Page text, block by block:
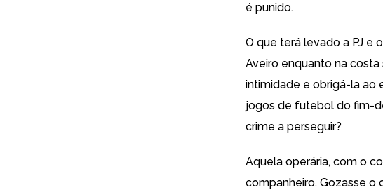
é punido.
O que terá levado a PJ e
Aveiro enquanto na
intimidade e obrigá-la ao
jogos de futebol do fim-
crime a perseguir?
Aquela operária, com o
companheiro. Gozasse